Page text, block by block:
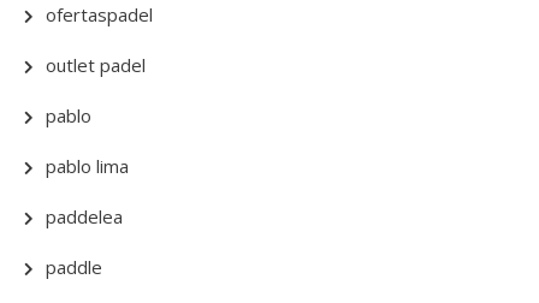
ofertaspadel
outlet padel
pablo
pablo lima
paddelea
paddle